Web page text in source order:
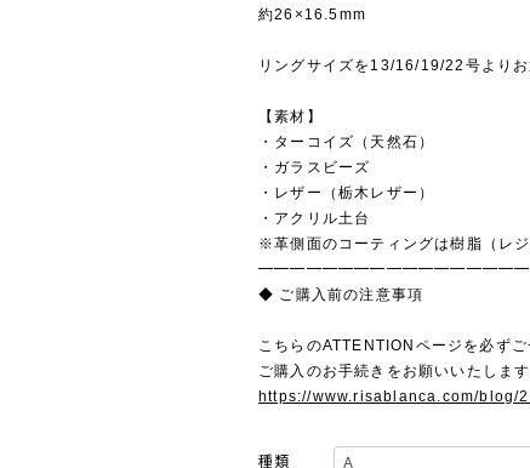
約26×16.5mm
リングサイズを13/16/19/22号より
【素材】
・ターコイズ（天然石）
・ガラスビーズ
・レザー（栃木レザー）
・アクリル土台
※革側面のコーティングは樹脂（レ
◆ ご購入前の注意事項
こちらのATTENTIONページを必ずご
ご購入のお手続きをお願いいたします
https://www.risablanca.com/blog/
種類